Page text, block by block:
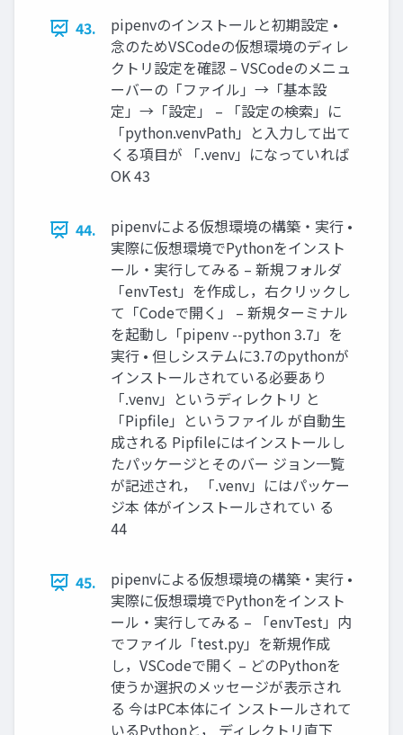
43.
pipenvのインストールと初期設定 •
念のためVSCodeの仮想環境のディレ
クトリ設定を確認 – VSCodeのメニュ
ーバーの「ファイル」→「基本設
定」→「設定」 – 「設定の検索」に
「python.venvPath」と入力して出て
くる項目が 「.venv」になっていれば
OK 43
44.
pipenvによる仮想環境の構築・実行 •
実際に仮想環境でPythonをインスト
ール・実行してみる – 新規フォルダ
「envTest」を作成し，右クリックし
て「Codeで開く」 – 新規ターミナル
を起動し「pipenv --python 3.7」を
実行 • 但しシステムに3.7のpythonが
インストールされている必要あり
「.venv」というディレクトリ と
「Pipfile」というファイル が自動生
成される Pipfileにはインストールし
たパッケージとそのバー ジョン一覧
が記述され， 「.venv」にはパッケー
ジ本 体がインストールされてい る
44
45.
pipenvによる仮想環境の構築・実行 •
実際に仮想環境でPythonをインスト
ール・実行してみる – 「envTest」内
でファイル「test.py」を新規作成
し，VSCodeで開く – どのPythonを
使うか選択のメッセージが表示され
る 今はPC本体にイ ンストールされて
いるPythonと， ディレクトリ直下